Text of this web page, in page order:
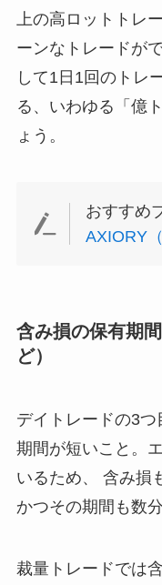
上の高ロットトレ
ーンなトレードが
して1日1回のトレ
る、いわゆる「億
ょう。
おすすめ
AXIORY
含み損の保有期
ど）
デイトレードの3
期間が短いこと。
いるため、 含み損
かつその期間も数
裁量トレードでは